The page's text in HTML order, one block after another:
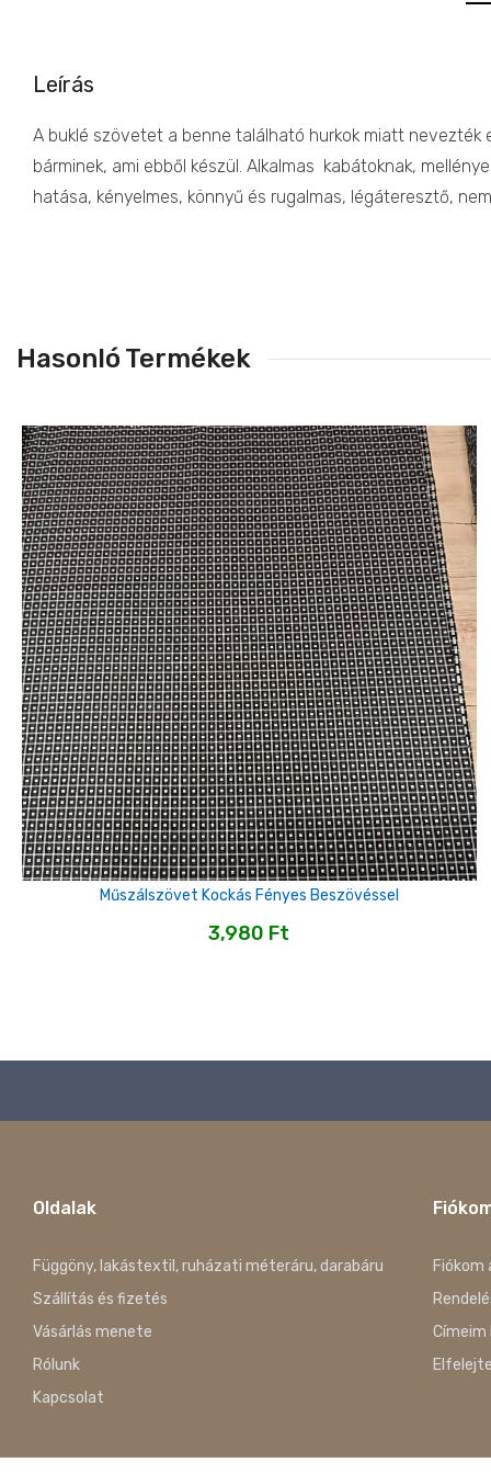
Leírás
A buklé szövetet a benne található hurkok miatt nevezték
bárminek, ami ebből készül. Alkalmas kabátoknak,
hatása, kényelmes, könnyű és rugalmas, légáteresztő,
Hasonló Termékek
Műszálszövet Kockás Fényes Beszövéssel
3,980 Ft
Oldalak
Függöny, lakástextil, ruházati méteráru, darabáru
Szállítás és fizetés
Vásárlás menete
Rólunk
Kapcsolat
Fiókom
Címeim